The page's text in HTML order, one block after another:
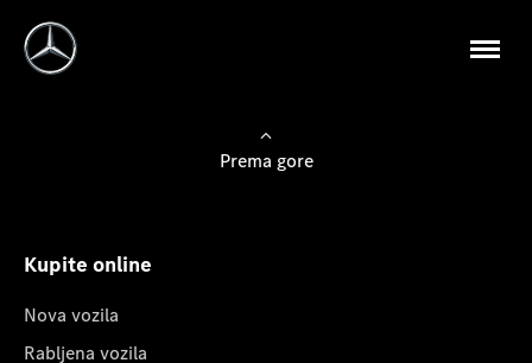
Prema gore
Kupite online
Nova vozila
Rabljena vozila